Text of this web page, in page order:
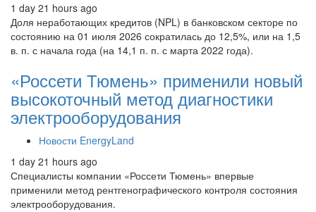
1 day 21 hours ago
Доля неработающих кредитов (NPL) в банковском секторе по
состоянию на 01 июля 2026 сократилась до 12,5%, или на 1,5
в. п. с начала года (на 14,1 п. п. с марта 2022 года).
«Россети Тюмень» применили новый
высокоточный метод диагностики
электрооборудования
Новости EnergyLand
1 day 21 hours ago
Специалисты компании «Россети Тюмень» впервые
применили метод рентгенографического контроля состояния
электрооборудования.